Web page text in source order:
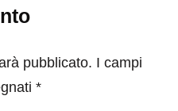
pubblicato. I campi
*